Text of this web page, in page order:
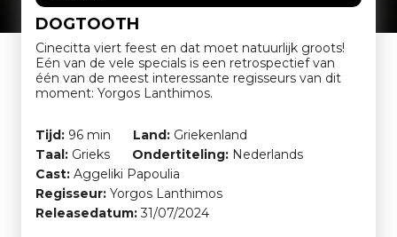
DOGTOOTH
Cinecitta viert feest en dat moet natuurlijk groots!
Eén van de vele specials is een retrospectief van
één van de meest interessante regisseurs van dit
moment: Yorgos Lanthimos.
Tijd: 96 min Land: Griekenland
Taal: Grieks Ondertiteling: Nederlands
Cast: Aggeliki Papoulia
Regisseur: Yorgos Lanthimos
Releasedatum:31/07/2024